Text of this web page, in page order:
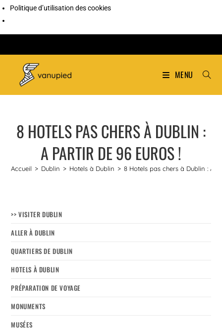
Politique d’utilisation des cookies
MENU
8 HOTELS PAS CHERS À DUBLIN :
A PARTIR DE 96 EUROS !
Accueil > Dublin > Hotels à Dublin > 8 Hotels pas chers à Dublin : A
>> VISITER DUBLIN
ALLER À DUBLIN
QUARTIERS DE DUBLIN
HOTELS À DUBLIN
PRÉPARATION DE VOYAGE
MONUMENTS
MUSÉES